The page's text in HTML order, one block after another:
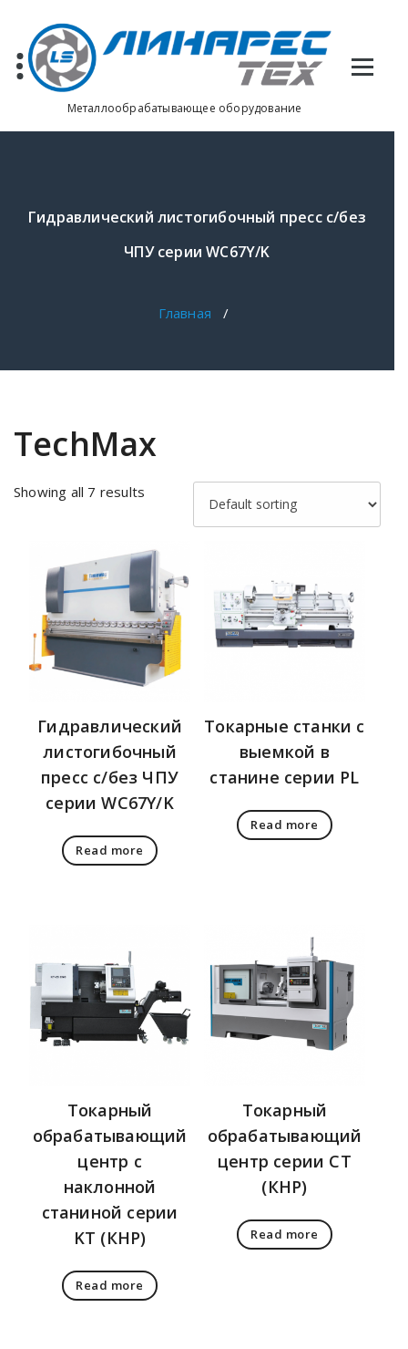
содержимому
Металлообрабатывающее оборудование
Гидравлический листогибочный пресс с/без
ЧПУ серии WC67Y/K
Главная /
TechMax
Showing all 7 results
Гидравлический
листогибочный
пресс с/без ЧПУ
серии WC67Y/K
Read more
Токарные станки с
выемкой в
станине серии PL
Read more
Токарный
обрабатывающий
центр с
наклонной
станиной серии
KT (КНР)
Read more
Токарный
обрабатывающий
центр серии CT
(КНР)
Read more